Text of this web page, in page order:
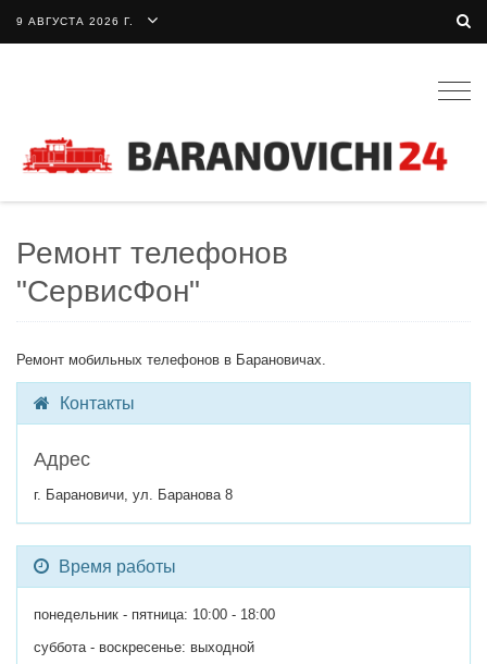
9 АВГУСТА 2026 Г.
Ремонт телефонов
"СервисФон"
Ремонт мобильных телефонов в Барановичах.
Контакты
Адрес
г. Барановичи, ул. Баранова 8
Время работы
понедельник - пятница: 10:00 - 18:00
суббота - воскресенье: выходной